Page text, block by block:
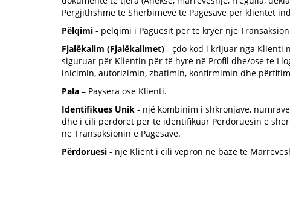
Përgjithshme të Shërbimeve të Pagesave për klientët
Pëlqimi - pëlqimi i Paguesit për të kryer një
Fjalëkalim (Fjalëkalimet) - çdo kod i krijuar nga Klienti
siguruar për Klientin për të hyrë në Profil dhe/ose te
inicimin, autorizimin, zbatimin, konfirmimin dhe
Pala – Paysera ose Klienti.
Identifikues Unik - një kombinim i shkronjave,
dhe i cili përdoret për të identifikuar Përdoruesin e
në Transaksionin e Pagesave.
Përdoruesi - një Klient i cili vepron në bazë të